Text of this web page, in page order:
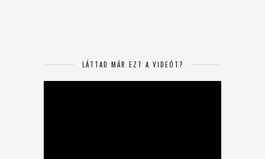
LÁTTAD MÁR EZT A VIDEÓT?